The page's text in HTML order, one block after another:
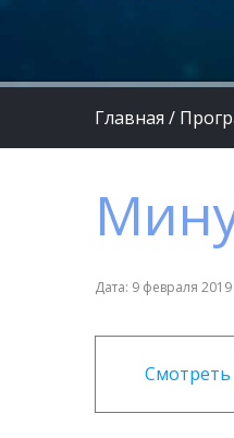
Главная /
Дата: 9 февраля 2019